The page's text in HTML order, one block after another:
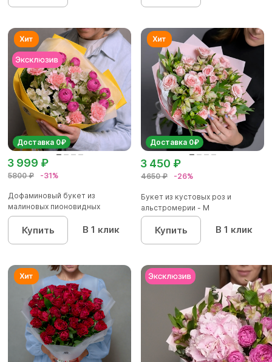
Доставка 0₽
5800 ₽ -31%
3 999 ₽
Дофаминовый букет из
малиновых пионовидных
кустовых роз...
Купить В 1 клик
Доставка 0₽
4650 ₽ -26%
3 450 ₽
Букет из кустовых роз и
альстромерии - М
Купить В 1 клик